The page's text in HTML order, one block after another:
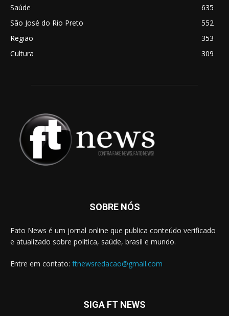
Saúde
635
São José do Rio Preto
552
Região
353
Cultura
309
SOBRE NÓS
Fato News é um jornal online que publica conteúdo verificado
e atualizado sobre política, saúde, brasil e mundo.
Entre em contato: ftnewsredacao@gmail.com
SIGA FT NEWS